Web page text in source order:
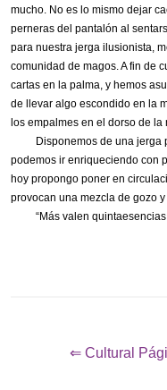
mucho. No es lo mismo dejar
perneras del pantalón al
para nuestra jerga ilusionista,
comunidad de magos. A fin de
cartas en la palma, y hemos
de llevar algo escondido en la
los empalmes en el dorso de la
Disponemos de una jerga
podemos ir enriqueciendo con
hoy propongo poner en
provocan una mezcla de gozo
“Más valen
⇐ Cultural